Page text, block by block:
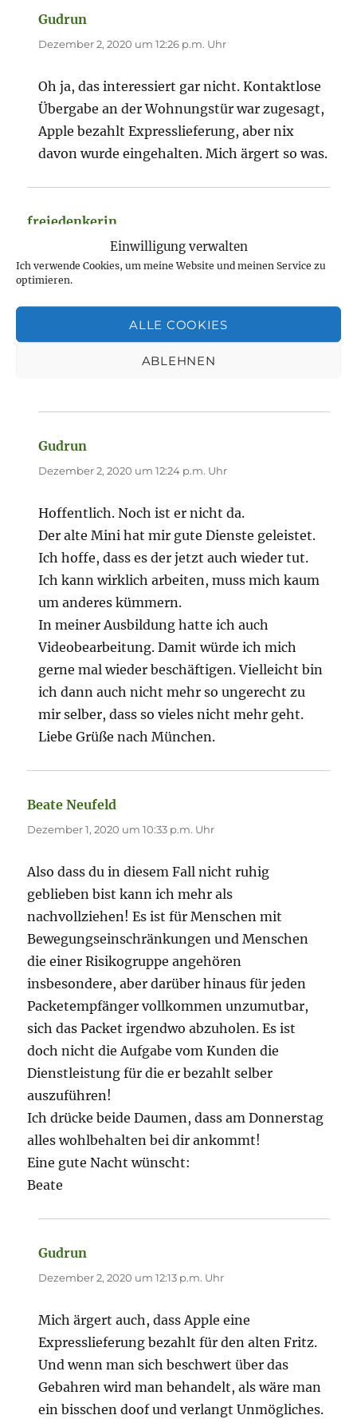
Einwilligung verwalten
Ich verwende Cookies, um meine Website und meinen Service zu
optimieren.
ALLE COOKIES
ABLEHNEN
Gudrun
Dezember 2, 2020 um 12:26 p.m. Uhr
Oh ja, das interessiert gar nicht. Kontaktlose
Übergabe an der Wohnungstür war zugesagt,
Apple bezahlt Expresslieferung, aber nix
davon wurde eingehalten. Mich ärgert so was.
freiedenkerin
Dezember 1, 2020 um 10:33 p.m. Uhr
Ach, ist das ärgerlich… Ich drück ganz fest die
Daumen, dass du dein Äpfelchen (von so was
träume ich auch schon seit langem
Donnerstag wirst in Empfang nehmen können.
Gudrun
Dezember 2, 2020 um 12:24 p.m. Uhr
Hoffentlich. Noch ist er nicht da.
Der alte Mini hat mir gute Dienste geleistet.
Ich hoffe, dass es der jetzt auch wieder tut.
Ich kann wirklich arbeiten, muss mich kaum
um anderes kümmern.
In meiner Ausbildung hatte ich auch
Videobearbeitung. Damit würde ich mich
gerne mal wieder beschäftigen. Vielleicht bin
ich dann auch nicht mehr so ungerecht zu
mir selber, dass so vieles nicht mehr geht.
Liebe Grüße nach München.
Beate Neufeld
Dezember 1, 2020 um 10:33 p.m. Uhr
Also dass du in diesem Fall nicht ruhig
geblieben bist kann ich mehr als
nachvollziehen! Es ist für Menschen mit
Bewegungseinschränkungen und Menschen
die einer Risikogruppe angehören
insbesondere, aber darüber hinaus für jeden
Packetempfänger vollkommen unzumutbar,
sich das Packet irgendwo abzuholen. Es ist
doch nicht die Aufgabe vom Kunden die
Dienstleistung für die er bezahlt selber
auszuführen!
Ich drücke beide Daumen, dass am Donnerstag
alles wohlbehalten bei dir ankommt!
Eine gute Nacht wünscht:
Beate
Gudrun
Dezember 2, 2020 um 12:13 p.m. Uhr
Mich ärgert auch, dass Apple eine
Expresslieferung bezahlt für den alten Fritz.
Und wenn man sich beschwert über das
Gebahren wird man behandelt, als wäre man
ein bisschen doof und verlangt Unmögliches.